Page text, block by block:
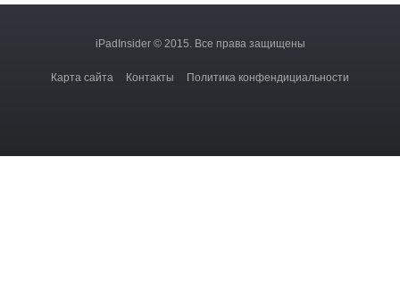
iPadInsider © 2015. Все права защищены
Карта сайта Контакты Политика конфендициальности